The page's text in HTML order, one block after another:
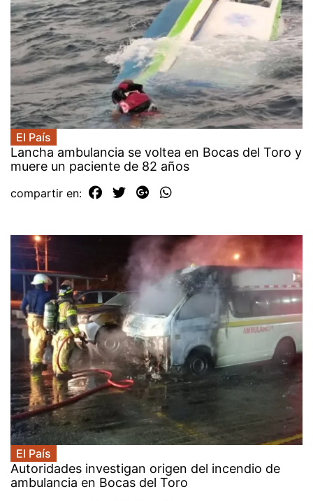
El País
Lancha ambulancia se voltea en Bocas del Toro y
muere un paciente de 82 años
compartir en:
El País
Autoridades investigan origen del incendio de
ambulancia en Bocas del Toro